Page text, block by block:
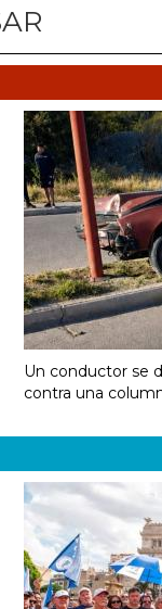
Un conductor se
contra una